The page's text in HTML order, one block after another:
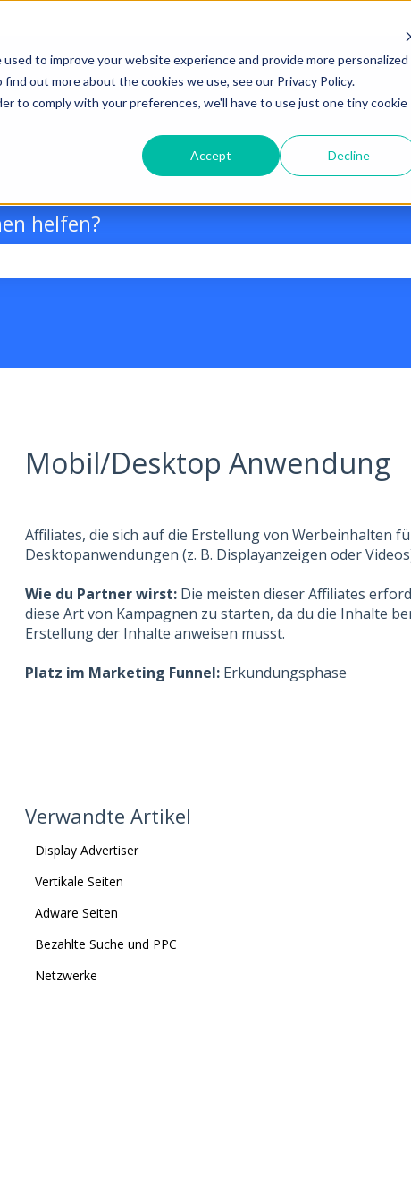
to improve your website experience and provide more personalized
out more about the cookies we use, see our Privacy Policy.
to comply with your preferences, we'll have to use just one tiny cookie
Accept Decline
helfen?
Mobil/Desktop Anwendung
Affiliates, die sich auf die Erstellung von Werbeinhalten
Desktopanwendungen (z. B. Displayanzeigen oder
Wie du Partner wirst: Die meisten dieser Affiliates
diese Art von Kampagnen zu starten, da du die Inhalte
Erstellung der Inhalte anweisen musst.
Platz im Marketing Funnel: Erkundungsphase
Verwandte Artikel
Display Advertiser
Vertikale Seiten
Adware Seiten
Bezahlte Suche und PPC
Netzwerke